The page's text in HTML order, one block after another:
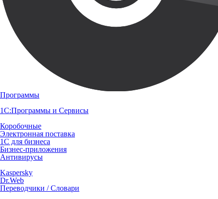
Программы
1С:Программы и Сервисы
Коробочные
Электронная поставка
1С для бизнеса
Бизнес-приложения
Антивирусы
Kaspersky
Dr.Web
Переводчики / Словари